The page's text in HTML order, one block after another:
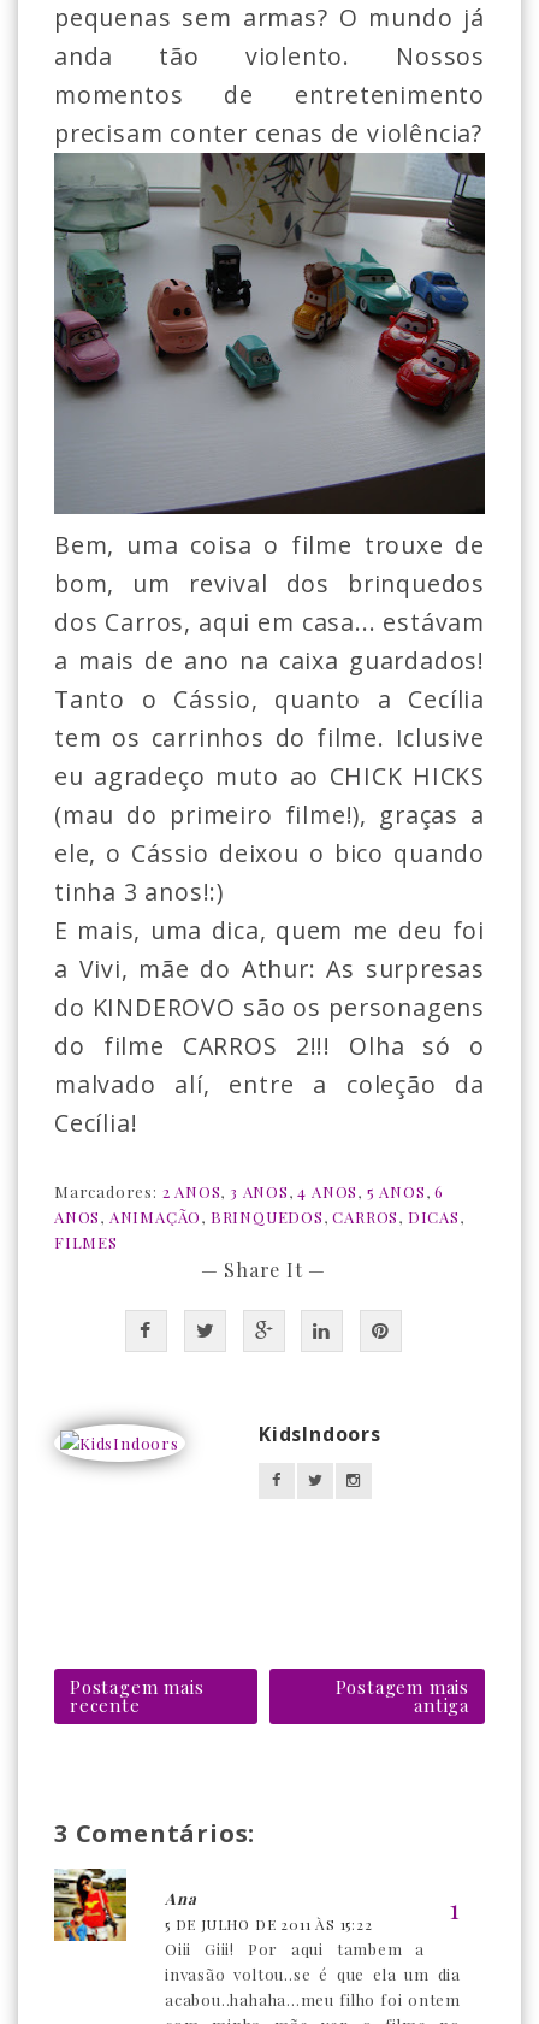
pequenas sem armas? O mundo já
anda tão violento. Nossos
momentos de entretenimento
precisam conter cenas de violência?
Bem, uma coisa o filme trouxe de
bom, um revival dos brinquedos
dos Carros, aqui em casa... estávam
a mais de ano na caixa guardados!
Tanto o Cássio, quanto a Cecília
tem os carrinhos do filme. Iclusive
eu agradeço muto ao CHICK HICKS
(mau do primeiro filme!), graças a
ele, o Cássio deixou o bico quando
tinha 3 anos!:)
E mais, uma dica, quem me deu foi
a Vivi, mãe do Athur: As surpresas
do KINDEROVO são os personagens
do filme CARROS 2!!! Olha só o
malvado alí, entre a coleção da
Cecília!
Marcadores: 2 ANOS, 3 ANOS,4 ANOS, 5 ANOS,6
ANOS, ANIMAÇÃO, BRINQUEDOS,CARROS, DICAS,
FILMES
— Share It —
KidsIndoors
Postagem mais
recente
Postagem mais
antiga
3 Comentários:
Ana
5 DE JULHO DE 2011 ÀS 15:22
Oiii Giii! Por aqui tambem a
invasão voltou..se é que ela um dia
acabou..hahaha...meu filho foi ontem